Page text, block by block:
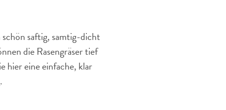
saftig, samtig-dicht
die Rasengräser tief
hier eine einfache, klar